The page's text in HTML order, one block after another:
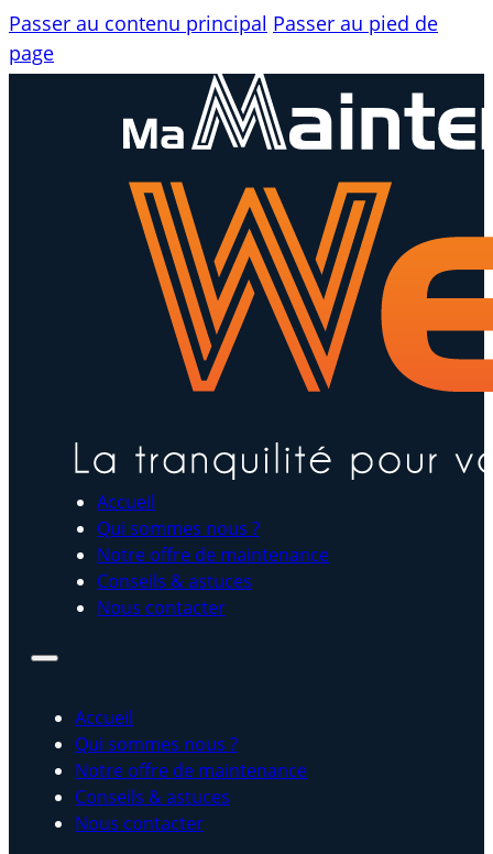
Passer au contenu principal Passer au pied de
page
Accueil
Qui sommes nous ?
Notre offre de maintenance
Conseils & astuces
Nous contacter
Accueil
Qui sommes nous ?
Notre offre de maintenance
Conseils & astuces
Nous contacter